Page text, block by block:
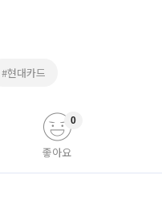
#현대카드
좋아요
0